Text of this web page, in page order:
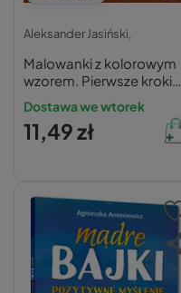
Aleksander Jasiński,
Malowanki z kolorowym
wzorem. Pierwsze kroki
rysowania. Najprostszy
sposób, aby narysować…
Dostawa we wtorek
11,49 zł